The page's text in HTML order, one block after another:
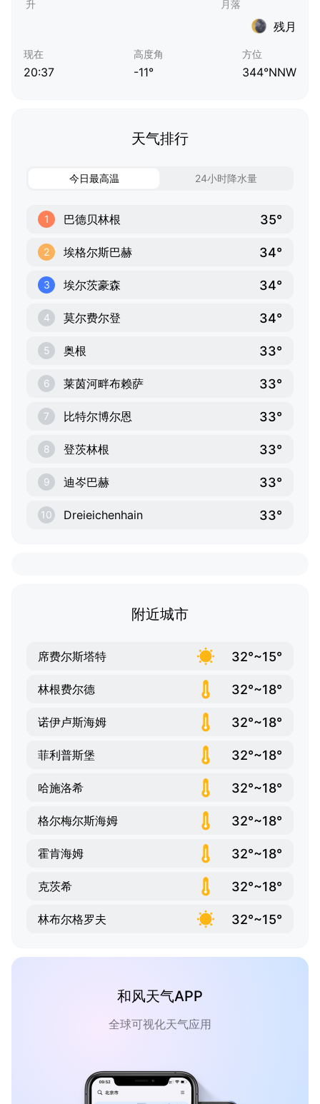
残月
现在
20:37
高度角
-11°
方位
344°NNW
天气排行
今日最高温 24小时降水量
1 巴德贝林根 35°
2 埃格尔斯巴赫 34°
3 埃尔茨豪森 34°
4 莫尔费尔登 34°
5 奥根 33°
6 莱茵河畔布赖萨 33°
7 比特尔博尔恩 33°
8 登茨林根 33°
9 迪岑巴赫 33°
10 Dreieichenhain 33°
附近城市
席费尔斯塔特 32°~15°
林根费尔德 32°~18°
诺伊卢斯海姆 32°~18°
菲利普斯堡 32°~18°
哈施洛希 32°~18°
格尔梅尔斯海姆 32°~18°
霍肯海姆 32°~18°
克茨希 32°~18°
林布尔格罗夫 32°~15°
和风天气APP
全球可视化天气应用